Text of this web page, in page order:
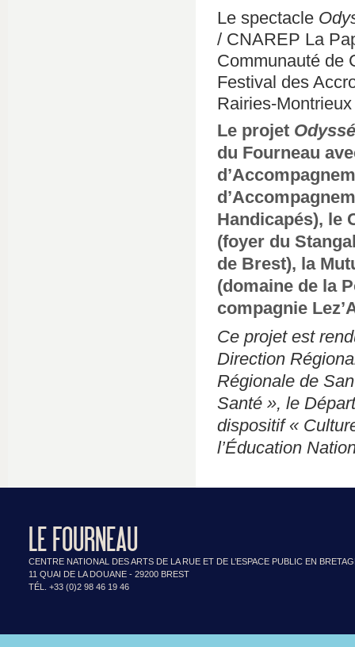
Le spectacle
/ CNAREP La
Communauté de
Festival des
Rairies-
Le projet
du Fourneau
Handicapés), le
(foyer du
de Brest), la
(domaine de la
compagnie
Ce projet est
Direction
Régionale de
Santé », le
dispositif «
l’Éducation
LE FOURNEAU
CENTRE NATIONAL DES ARTS DE LA RUE ET DE L’ESPACE PUBLIC EN
11 QUAI DE LA DOUANE - 29200 BREST
TÉL. +33 (0)2 98 46 19 46